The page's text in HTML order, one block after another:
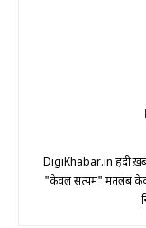
DigiKhabar.in हिंदी
"केवलं सत्यम" मतलब